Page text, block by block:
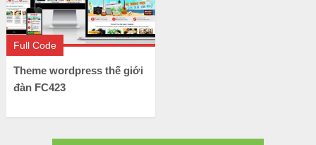
Full Code
Theme wordpress thế giới
đàn FC423